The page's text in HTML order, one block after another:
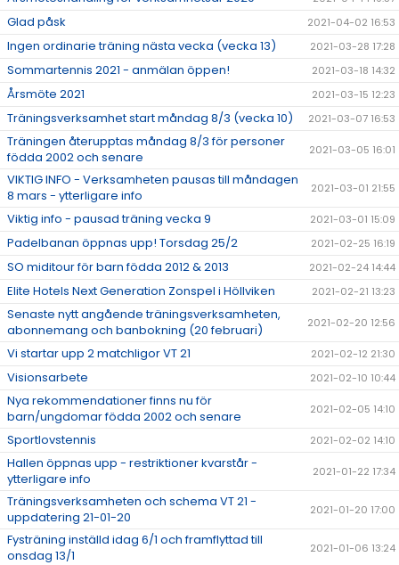
Glad påsk 2021-04-02 16:53
Ingen ordinarie träning nästa vecka (vecka 13) 2021-03-28 17:28
Sommartennis 2021 - anmälan öppen! 2021-03-18 14:32
Årsmöte 2021 2021-03-15 12:23
Träningsverksamhet start måndag 8/3 (vecka 10) 2021-03-07 16:53
Träningen återupptas måndag 8/3 för personer
födda 2002 och senare
2021-03-05 16:01
VIKTIG INFO - Verksamheten pausas till måndagen
8 mars - ytterligare info
2021-03-01 21:55
Viktig info - pausad träning vecka 9 2021-03-01 15:09
Padelbanan öppnas upp! Torsdag 25/2 2021-02-25 16:19
SO miditour för barn födda 2012 & 2013 2021-02-24 14:44
Elite Hotels Next Generation Zonspel i Höllviken 2021-02-21 13:23
Senaste nytt angående träningsverksamheten,
abonnemang och banbokning (20 februari)
2021-02-20 12:56
Vi startar upp 2 matchligor VT 21 2021-02-12 21:30
Visionsarbete 2021-02-10 10:44
Nya rekommendationer finns nu för
barn/ungdomar födda 2002 och senare
2021-02-05 14:10
Sportlovstennis 2021-02-02 14:10
Hallen öppnas upp - restriktioner kvarstår -
ytterligare info
2021-01-22 17:34
Träningsverksamheten och schema VT 21 -
uppdatering 21-01-20
2021-01-20 17:00
Fysträning inställd idag 6/1 och framflyttad till
onsdag 13/1
2021-01-06 13:24